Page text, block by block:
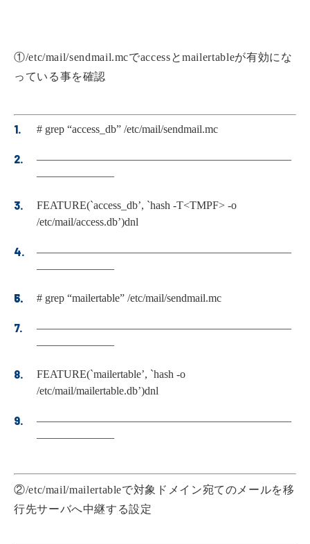
①/etc/mail/sendmail.mcでaccessとmailertableが有効にな
っている事を確認
# grep “access_db” /etc/mail/sendmail.mc
———————————————————————
———————
FEATURE(`access_db’, `hash -T<TMPF> -o
/etc/mail/access.db’)dnl
———————————————————————
———————
# grep “mailertable” /etc/mail/sendmail.mc
———————————————————————
———————
FEATURE(`mailertable’, `hash -o
/etc/mail/mailertable.db’)dnl
———————————————————————
———————
②/etc/mail/mailertableで対象ドメイン宛てのメールを移
行先サーバへ中継する設定